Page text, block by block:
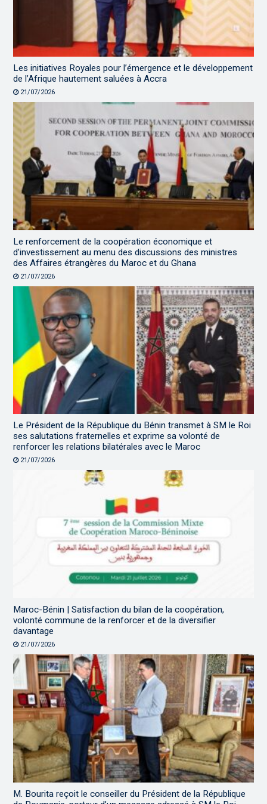
Les initiatives Royales pour l’émergence et le développement
de l’Afrique hautement saluées à Accra
21/07/2026
Le renforcement de la coopération économique et
d’investissement au menu des discussions des ministres
des Affaires étrangères du Maroc et du Ghana
21/07/2026
Le Président de la République du Bénin transmet à SM le Roi
ses salutations fraternelles et exprime sa volonté de
renforcer les relations bilatérales avec le Maroc
21/07/2026
Maroc-Bénin | Satisfaction du bilan de la coopération,
volonté commune de la renforcer et de la diversifier
davantage
21/07/2026
M. Bourita reçoit le conseiller du Président de la République